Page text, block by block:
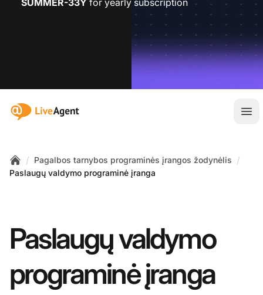
SUMMER-33Y for yearly subscription
:site.title
Home
/ Pagalbos tarnybos programinės įrangos žodynėlis /
Paslaugų valdymo programinė įranga
Paslaugų valdymo
programinė įranga